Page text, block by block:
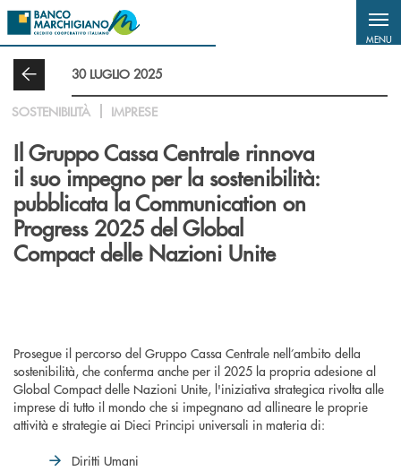
Salta al contenuto principale
MENU
30 LUGLIO 2025
SOSTENIBILITÀ IMPRESE
Il Gruppo Cassa Centrale rinnova
il suo impegno per la sostenibilità:
pubblicata la Communication on
Progress 2025 del Global
Compact delle Nazioni Unite
Prosegue il percorso del Gruppo Cassa Centrale nell’ambito della
sostenibilità, che conferma anche per il 2025 la propria adesione al
Global Compact delle Nazioni Unite, l'iniziativa strategica rivolta alle
imprese di tutto il mondo che si impegnano ad allineare le proprie
attività e strategie ai Dieci Principi universali in materia di:
Diritti Umani